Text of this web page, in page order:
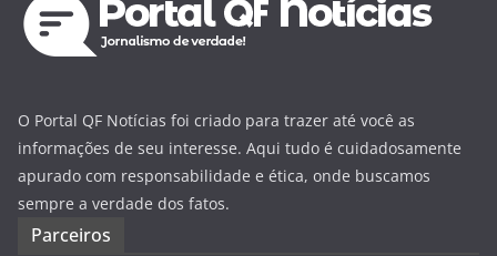
O Portal QF Notícias foi criado para trazer até você as
informações de seu interesse. Aqui tudo é cuidadosamente
apurado com responsabilidade e ética, onde buscamos
sempre a verdade dos fatos.
Parceiros